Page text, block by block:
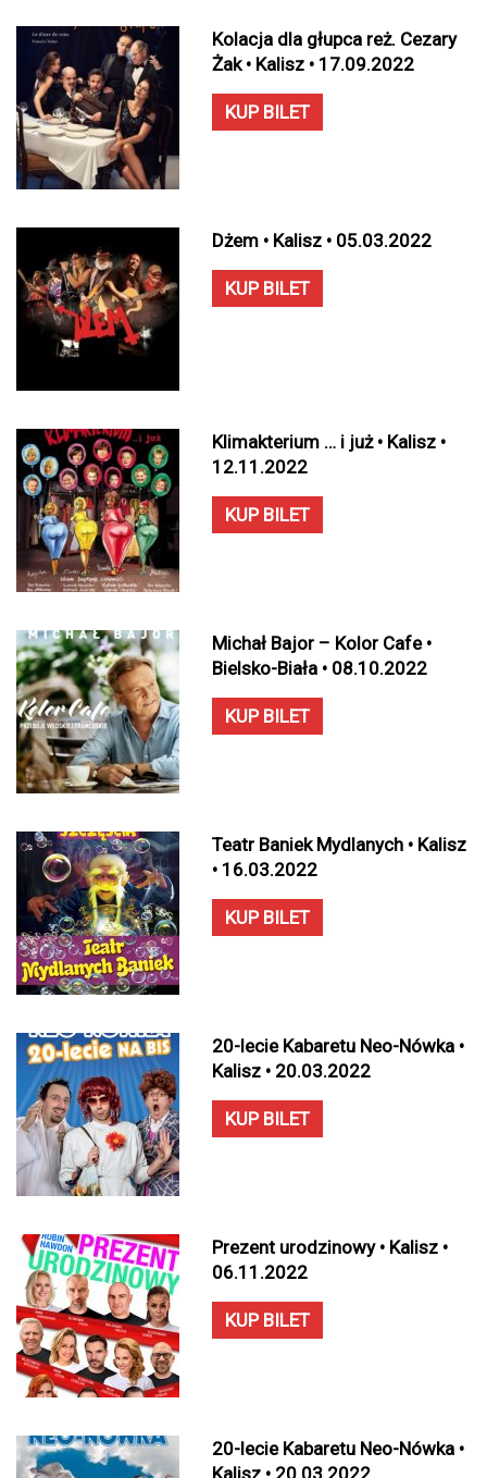
Kolacja dla głupca reż. Cezary
Żak • Kalisz • 17.09.2022
KUP BILET
Dżem • Kalisz • 05.03.2022
KUP BILET
Klimakterium … i już • Kalisz •
12.11.2022
KUP BILET
Michał Bajor – Kolor Cafe •
Bielsko-Biała • 08.10.2022
KUP BILET
Teatr Baniek Mydlanych • Kalisz
• 16.03.2022
KUP BILET
20-lecie Kabaretu Neo-Nówka •
Kalisz • 20.03.2022
KUP BILET
Prezent urodzinowy • Kalisz •
06.11.2022
KUP BILET
20-lecie Kabaretu Neo-Nówka •
Kalisz • 20.03.2022